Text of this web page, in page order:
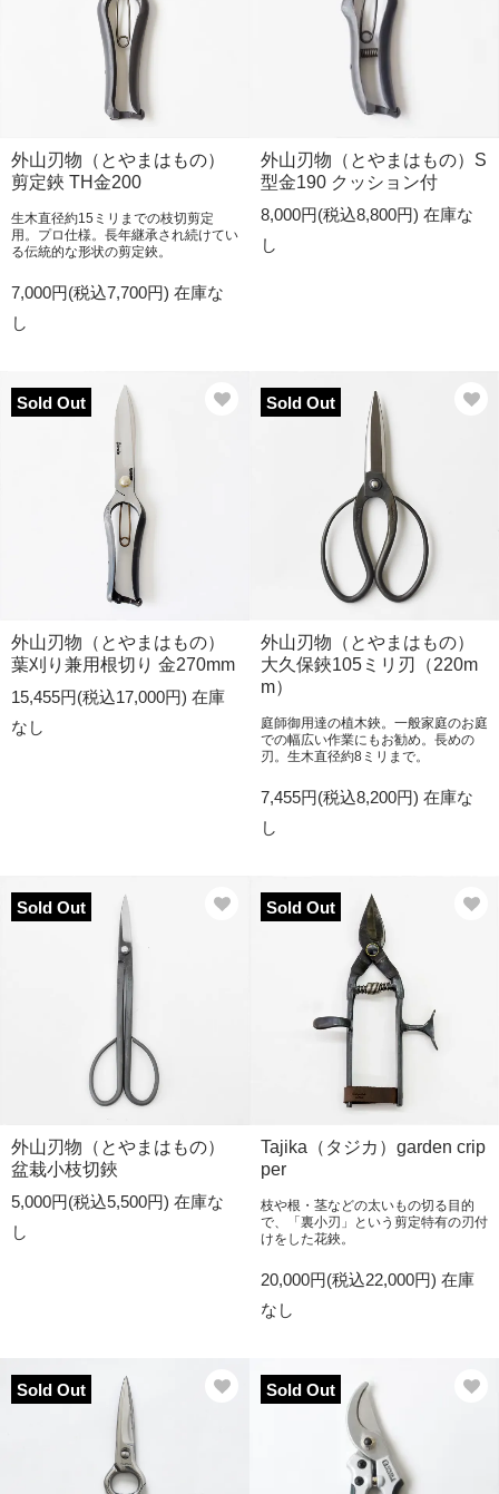
外山刃物（とやまはもの）
剪定鋏 TH金200
生木直径約15ミリまでの枝切剪定
用。プロ仕様。長年継承され続けてい
る伝統的な形状の剪定鋏。
7,000円(税込7,700円) 在庫な
し
外山刃物（とやまはもの）S
型金190 クッション付
8,000円(税込8,800円) 在庫な
し
Sold Out
外山刃物（とやまはもの）
葉刈り兼用根切り 金270mm
15,455円(税込17,000円) 在庫
なし
Sold Out
外山刃物（とやまはもの）
大久保鋏105ミリ刃（220m
m）
庭師御用達の植木鋏。一般家庭のお庭
での幅広い作業にもお勧め。長めの
刃。生木直径約8ミリまで。
7,455円(税込8,200円) 在庫な
し
Sold Out
外山刃物（とやまはもの）
盆栽小枝切鋏
5,000円(税込5,500円) 在庫な
し
Sold Out
Tajika（タジカ）garden crip
per
枝や根・茎などの太いもの切る目的
で、「裏小刃」という剪定特有の刃付
けをした花鋏。
20,000円(税込22,000円) 在庫
なし
Sold Out Sold Out